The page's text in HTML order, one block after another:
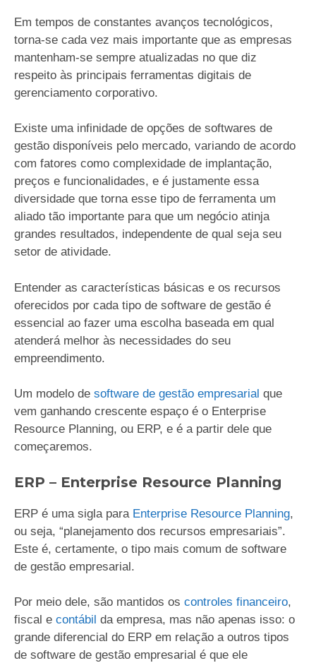
Em tempos de constantes avanços tecnológicos,
torna-se cada vez mais importante que as empresas
mantenham-se sempre atualizadas no que diz
respeito às principais ferramentas digitais de
gerenciamento corporativo.
Existe uma infinidade de opções de softwares de
gestão disponíveis pelo mercado, variando de acordo
com fatores como complexidade de implantação,
preços e funcionalidades, e é justamente essa
diversidade que torna esse tipo de ferramenta um
aliado tão importante para que um negócio atinja
grandes resultados, independente de qual seja seu
setor de atividade.
Entender as características básicas e os recursos
oferecidos por cada tipo de software de gestão é
essencial ao fazer uma escolha baseada em qual
atenderá melhor às necessidades do seu
empreendimento.
Um modelo de software de gestão empresarial que
vem ganhando crescente espaço é o Enterprise
Resource Planning, ou ERP, e é a partir dele que
começaremos.
ERP – Enterprise Resource Planning
ERP é uma sigla para Enterprise Resource Planning,
ou seja, “planejamento dos recursos empresariais”.
Este é, certamente, o tipo mais comum de software
de gestão empresarial.
Por meio dele, são mantidos os controles financeiro,
fiscal e contábil da empresa, mas não apenas isso: o
grande diferencial do ERP em relação a outros tipos
de software de gestão empresarial é que ele